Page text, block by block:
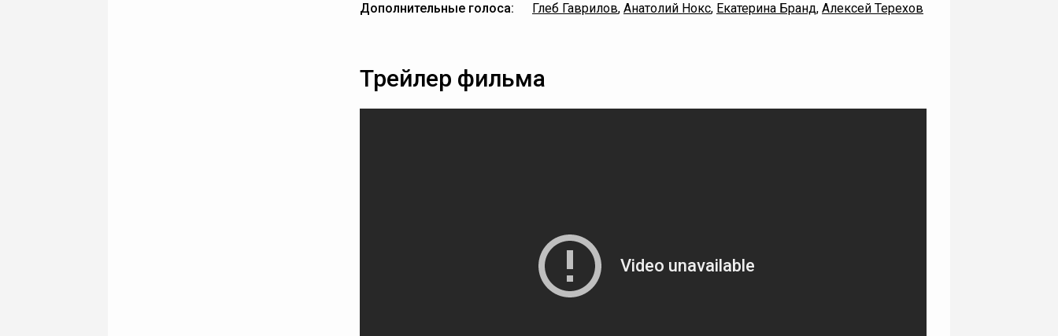
Дополнительные голоса: Глеб Гаврилов, Анатолий Нокс, Екатерина Бранд, Алексей Терехов
Трейлер фильма